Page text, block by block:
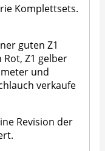
Komplettsets.
guten Z1
Z1 gelber
und
verkaufe
Revision der